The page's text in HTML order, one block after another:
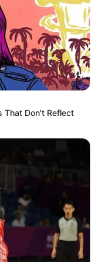
That Don't Reflect